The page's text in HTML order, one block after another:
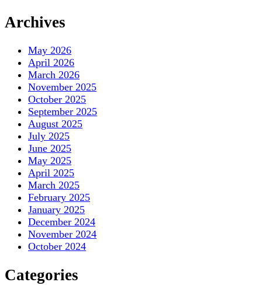
Archives
May 2026
April 2026
March 2026
November 2025
October 2025
September 2025
August 2025
July 2025
June 2025
May 2025
April 2025
March 2025
February 2025
January 2025
December 2024
November 2024
October 2024
Categories